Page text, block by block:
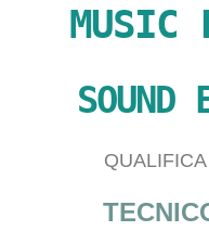
MUSIC
SOUND